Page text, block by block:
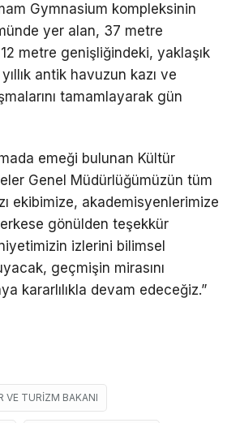
Gymnasium kompleksinin
yer alan, 37 metre
metre genişliğindeki, yaklaşık
antik havuzun kazı ve
tamamlayarak gün
emeği bulunan Kültür
Genel Müdürlüğümüzün tüm
ekibimize, akademisyenlerimize
gönülden teşekkür
izlerini bilimsel
geçmişin mirasını
kararlılıkla devam edeceğiz.”
VE TURIZM BAKANI